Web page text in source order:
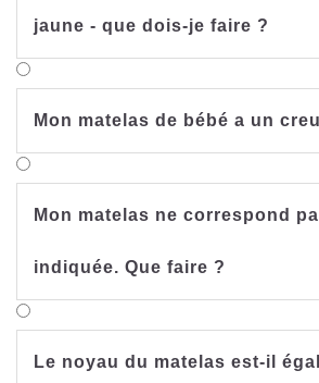
jaune - que dois-je faire ?
Mon matelas de bébé a un
Mon matelas ne correspond
indiquée. Que faire ?
Le noyau du matelas est-il